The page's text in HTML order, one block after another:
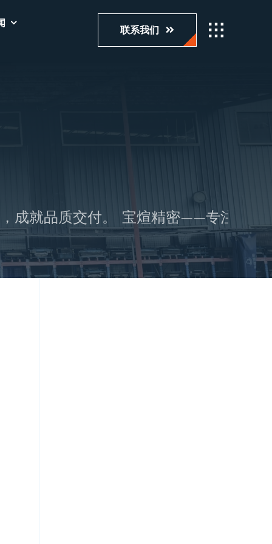
联系我们
就品质交付。 宝煊精密——专注钣金智